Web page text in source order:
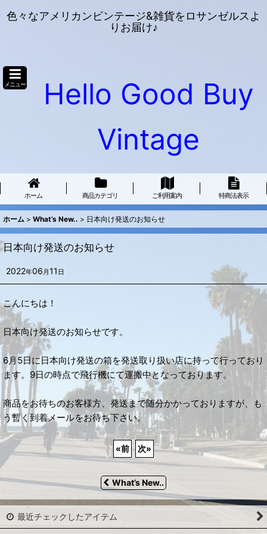
色々なアメリカンビンテージ&雑貨をロサンゼルスよ
りお届け♪
メニュー
Hello Good Buy
Vintage
ホーム 商品カテゴリ ご利用案内 特商法表示
ホーム > What’s New.. > 日本向け発送のお知らせ
日本向け発送のお知らせ
2022年06 月11 日
こんにちは！
日本向け発送のお知らせです。
6月5日に日本向け発送の箱を発送取り扱い店に持って行っており
ます。9日の時点で飛行機にて運搬中となっております。
商品をお待ちのお客様方、発送まで随分かかっておりますが、も
う暫く到着メールをお待ち下さい。
«前 次»
What’s New..
最近チェックしたアイテム